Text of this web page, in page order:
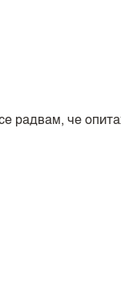
радвам, че